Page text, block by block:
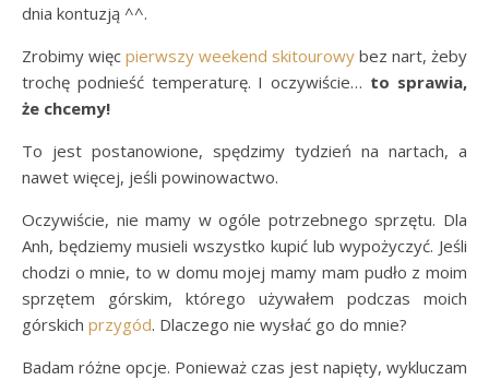
dnia kontuzją ^^.
Zrobimy więc pierwszy weekend skitourowy bez nart, żeby
trochę podnieść temperaturę. I oczywiście… to sprawia,
że chcemy!
To jest postanowione, spędzimy tydzień na nartach, a
nawet więcej, jeśli powinowactwo.
Oczywiście, nie mamy w ogóle potrzebnego sprzętu. Dla
Anh, będziemy musieli wszystko kupić lub wypożyczyć. Jeśli
chodzi o mnie, to w domu mojej mamy mam pudło z moim
sprzętem górskim, którego używałem podczas moich
górskich przygód. Dlaczego nie wysłać go do mnie?
Badam różne opcje. Ponieważ czas jest napięty, wykluczam